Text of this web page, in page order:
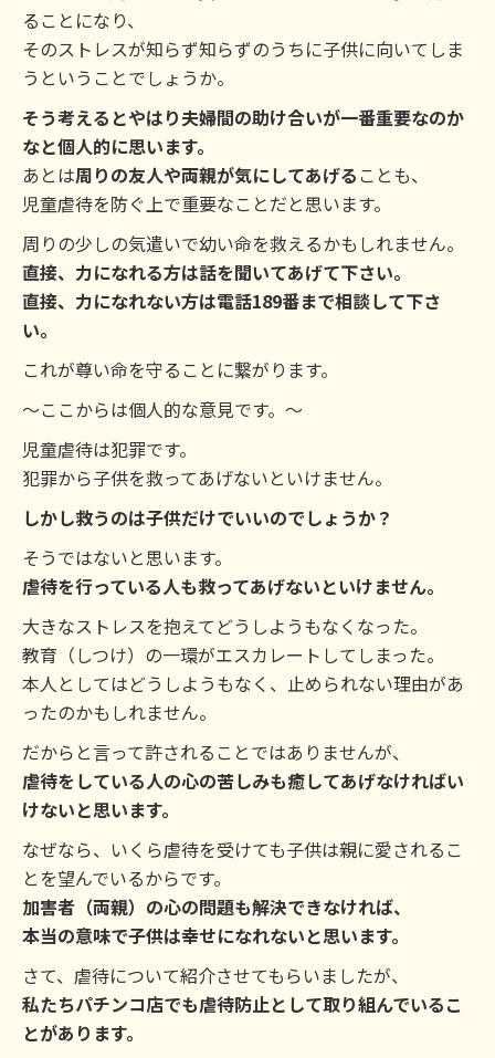
ることになり、
そのストレスが知らず知らずのうちに子供に向いてしま
うということでしょうか。
そう考えるとやはり夫婦間の助け合いが一番重要なのか
なと個人的に思います。
あとは周りの友人や両親が気にしてあげる ことも、
児童虐待を防ぐ上で重要なことだと思います。
周りの少しの気遣いで幼い命を救えるかもしれません。
直接、力になれる方は話を聞いてあげて下さい。
直接、力になれない方は電話189番まで相談して下さ
い。
これが尊い命を守ることに繋がります。
～ここからは個人的な意見です。～
児童虐待は犯罪です。
犯罪から子供を救ってあげないといけません。
しかし救うのは子供だけでいいのでしょうか？
そうではないと思います。
虐待を行っている人も救ってあげないといけません。
大きなストレスを抱えてどうしようもなくなった。
教育（しつけ）の一環がエスカレートしてしまった。
本人としてはどうしようもなく、止められない理由があ
ったのかもしれません。
だからと言って許されることではありませんが、
虐待をしている人の心の苦しみも癒してあげなければい
けないと思います。
なぜなら、いくら虐待を受けても子供は親に愛されるこ
とを望んでいるからです。
加害者（両親）の心の問題も解決できなければ、
本当の意味で子供は幸せになれないと思います。
さて、虐待について紹介させてもらいましたが、
私たちパチンコ店でも虐待防止として取り組んでいるこ
とがあります。